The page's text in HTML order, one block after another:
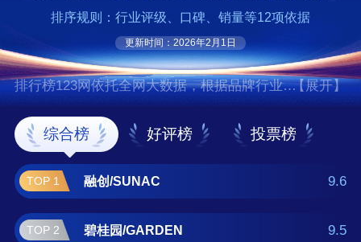
排序规则：行业评级、口碑、销量等12项依据
更新时间：2026年2月1日
排行榜123网依托全网大数据，根据品牌行业评
级、口碑、销量等12项指标依据，评选出了房
地产公司十大品牌排行榜，前十名分别是融
创/SUNAC、碧桂园/GARDEN、万科/VANKE、
恒大地产、龙湖地产/LongFor、中国金茂、招
商蛇口、绿地控股、保利地产、绿城房
产/GREENTOWN 。如果您正在查找房地产公
【展开】
综合榜 好评榜 投票榜
TOP 1 融创/SUNAC 9.6
TOP 2 碧桂园/GARDEN 9.5